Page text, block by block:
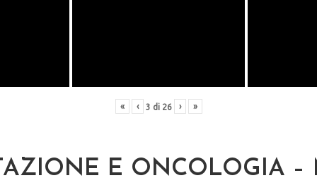
« ‹ 3 di 26 › »
E ONCOLOGIA –